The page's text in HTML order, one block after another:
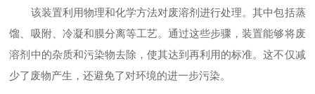
该装置利用物理和化学方法对废溶剂进行处理。其中包括蒸
馏、吸附、冷凝和膜分离等工艺。通过这些步骤，装置能够将废
溶剂中的杂质和污染物去除，使其达到再利用的标准。这不仅减
少了废物产生，还避免了对环境的进一步污染。